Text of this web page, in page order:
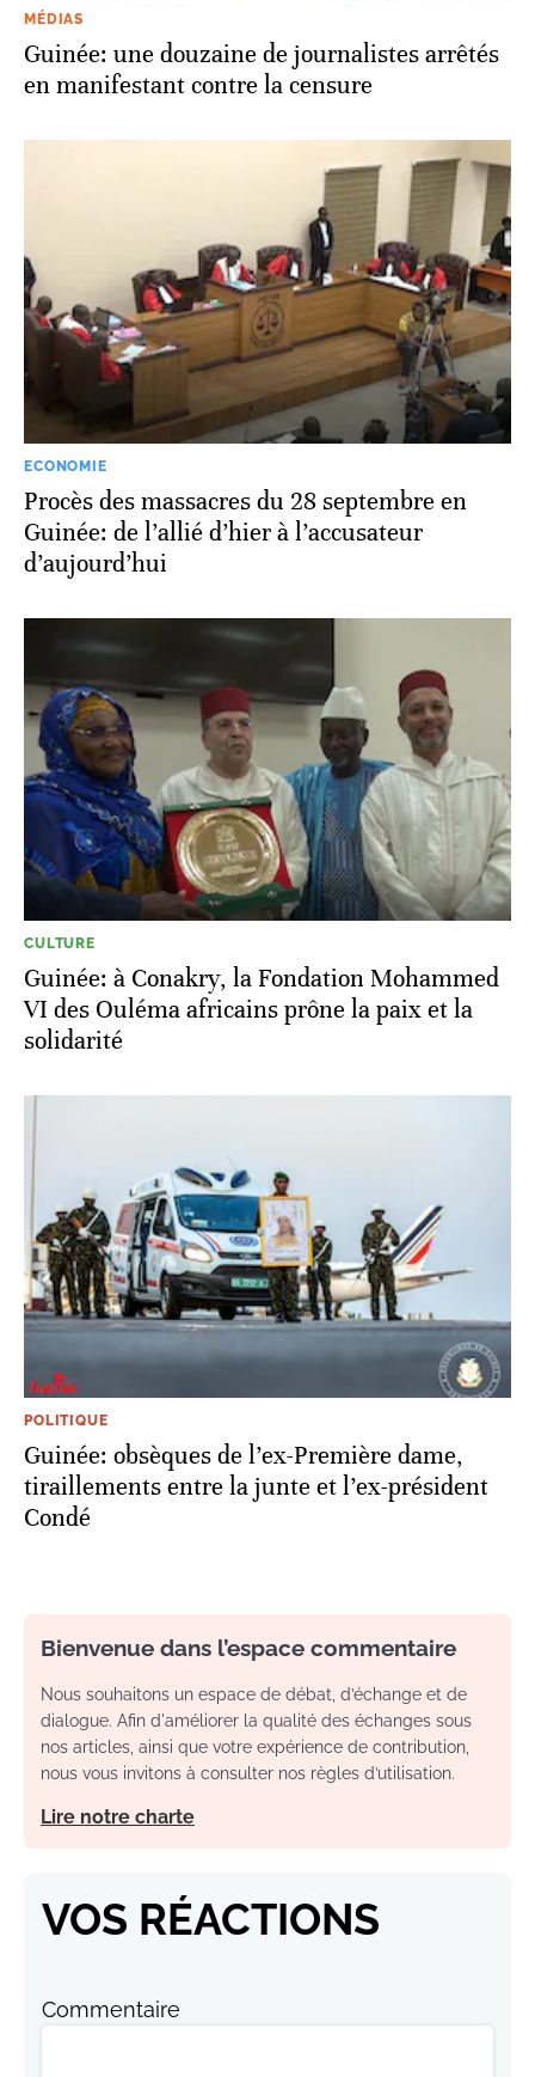
MÉDIAS
Guinée: une douzaine de journalistes arrêtés
en manifestant contre la censure
ECONOMIE
Procès des massacres du 28 septembre en
Guinée: de l’allié d’hier à l’accusateur
d’aujourd’hui
CULTURE
Guinée: à Conakry, la Fondation Mohammed
VI des Ouléma africains prône la paix et la
solidarité
POLITIQUE
Guinée: obsèques de l’ex-Première dame,
tiraillements entre la junte et l’ex-président
Condé
Bienvenue dans l’espace commentaire
Nous souhaitons un espace de débat, d’échange et de
dialogue. Afin d'améliorer la qualité des échanges sous
nos articles, ainsi que votre expérience de contribution,
nous vous invitons à consulter nos règles d’utilisation.
Lire notre charte
VOS RÉACTIONS
Commentaire